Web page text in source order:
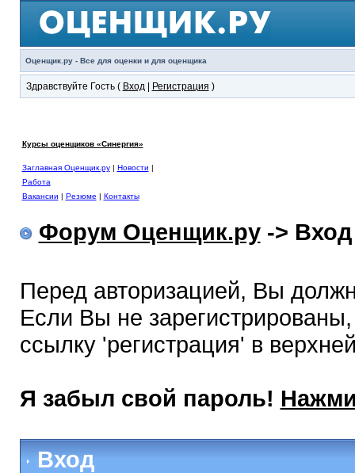
Оценщик.ру - Все для оценки и для оценщика
Здравствуйте Гость ( Вход| Регистрация )
Курсы оценщиков «Синергия»
Заглавная Оценщик.ру| Новости |
Работа
Вакансии | Резюме | Контакты
Форум Оценщик.ру-> Вход
Перед авторизацией, Вы
Если Вы не
ссылку 'регистрация' в
Я забыл свой пароль!
Вход